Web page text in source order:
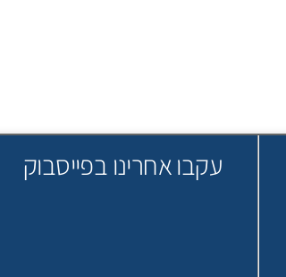
עקבו אחרינו בפייסבוק